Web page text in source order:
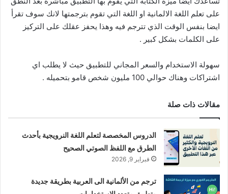
على تعلم اللغة الالمانية او اللغة التي تقوم بترجمتها لانك سوف تقرأ
ايضا بنفس الوقت الذي تترجم فيه وهذا يحفز عقلك على التركيز
على الكلمات بشكل كبير .
سهولة الاستخدام والسعر المجاني للتطبيق حيث لا يطلب اي
اشتراكات وهناك حوالي 100 مليون شخص قامو بتحميله .
مقالات ذات صلة
الدروس المخصصة لتعلم اللغة النرويجية بأحدث
الطرق مع اللفظ الصوتي الصحيح
فبراير 9, 2026
ترجم من الألمانية الى العربية بطريقة جديدة